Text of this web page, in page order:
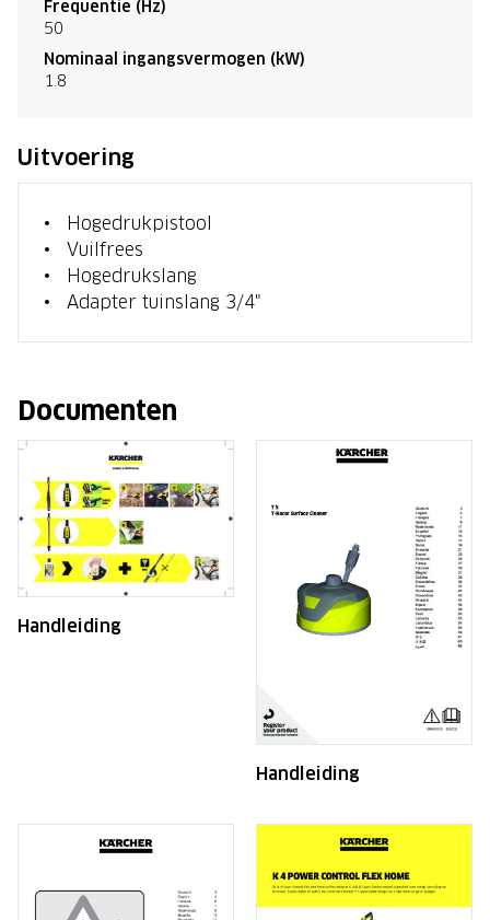
Frequentie (Hz)
50
Nominaal ingangsvermogen (kW)
1.8
Uitvoering
Hogedrukpistool
Vuilfrees
Hogedrukslang
Adapter tuinslang 3/4"
Documenten
Handleiding
Handleiding